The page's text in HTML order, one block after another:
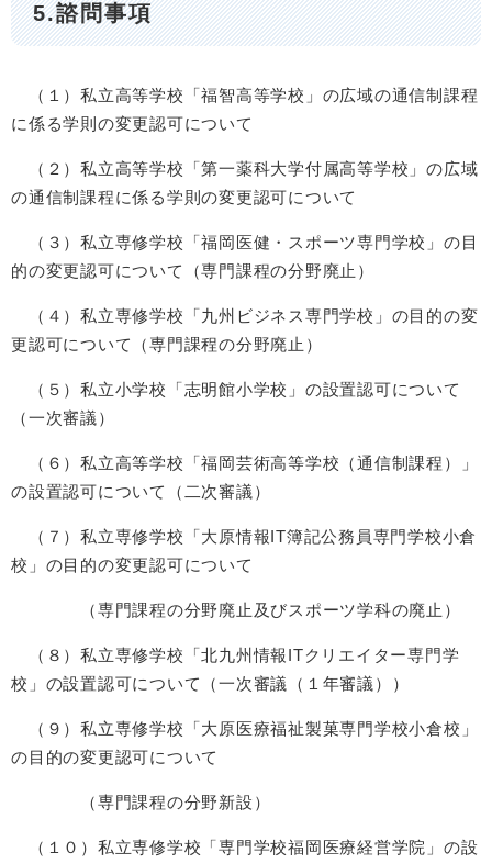
5.諮問事項
（１）私立高等学校「福智高等学校」の広域の通信制課程
に係る学則の変更認可について
（２）私立高等学校「第一薬科大学付属高等学校」の広域
の通信制課程に係る学則の変更認可について
（３）私立専修学校「福岡医健・スポーツ専門学校」の目
的の変更認可について（専門課程の分野廃止）
（４）私立専修学校「九州ビジネス専門学校」の目的の変
更認可について（専門課程の分野廃止）
（５）私立小学校「志明館小学校」の設置認可について
（一次審議）
（６）私立高等学校「福岡芸術高等学校（通信制課程）」
の設置認可について（二次審議）
（７）私立専修学校「大原情報IT簿記公務員専門学校小倉
校」の目的の変更認可について
（専門課程の分野廃止及びスポーツ学科の廃止）
（８）私立専修学校「北九州情報ITクリエイター専門学
校」の設置認可について（一次審議（１年審議））
（９）私立専修学校「大原医療福祉製菓専門学校小倉校」
の目的の変更認可について
（専門課程の分野新設）
（１０）私立専修学校「専門学校福岡医療経営学院」の設